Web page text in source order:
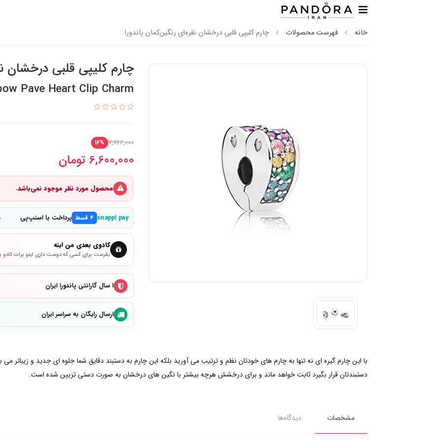
خانه فهرست محصولات چارم کلیپی قلبی درخشان نقره‌ای رنگین‌کمان پاندورا
چارم کلیپی قلبی درخشان
Pave Heart Clip Charm
7,766,000
16%
6,600,000 تومان
محصول مورد نظر موجود نمی‌باشد.
snapp! pay ۴ قسط پرداخت با اسنپ‌پی
کادوی بعدی من اینه
بفرست برای کسی که دوست داری اینو برات کادو
۱ سال گارانتی پاندورا ایران
ارسال رایگان به سراسر ایران
با این چارم گیره ای نه تنها به چارم های خودتان نظم و ترتیب می آورید بلکه این چارم به دستبند دقایق شما جلوه ای جدید و زیباتر می
دستبندتان قرار بگیرد ثابت خواهد ماند و برای درخشش هرچه بیشتر با نگین های درخشان به صورت دستی تزیین شده است.
مشخصات دیدگاه‌ها